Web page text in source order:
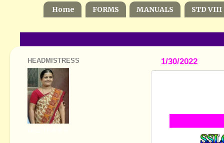
Home FORMS MANUALS STD VIII
1/30/2022
HEADMISTRESS